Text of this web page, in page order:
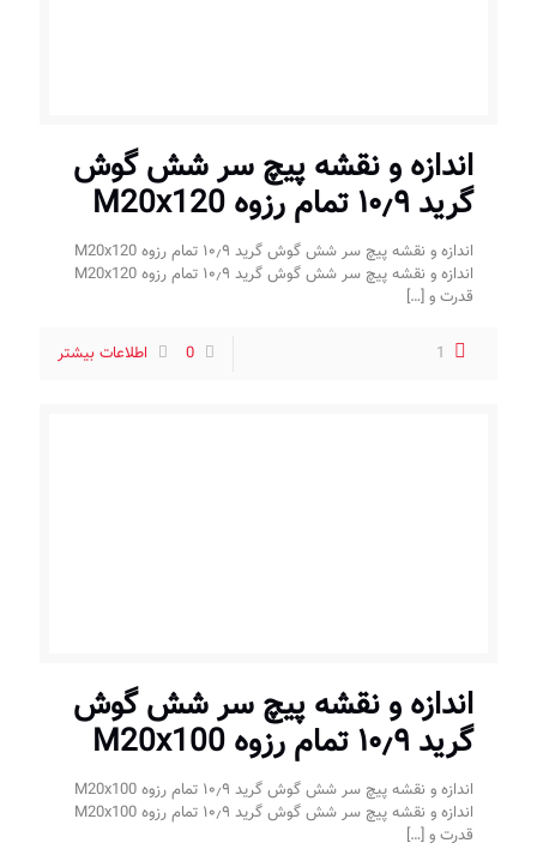
اندازه و نقشه پیچ سر شش گوش
گرید ۱۰٫۹ تمام رزوه M20x120
اندازه و نقشه پیچ سر شش گوش گرید ۱۰٫۹ تمام رزوه M20x120
اندازه و نقشه پیچ سر شش گوش گرید ۱۰٫۹ تمام رزوه M20x120
قدرت و […]
1
0 اطلاعات بیشتر
اندازه و نقشه پیچ سر شش گوش
گرید ۱۰٫۹ تمام رزوه M20x100
اندازه و نقشه پیچ سر شش گوش گرید ۱۰٫۹ تمام رزوه M20x100
اندازه و نقشه پیچ سر شش گوش گرید ۱۰٫۹ تمام رزوه M20x100
قدرت و […]